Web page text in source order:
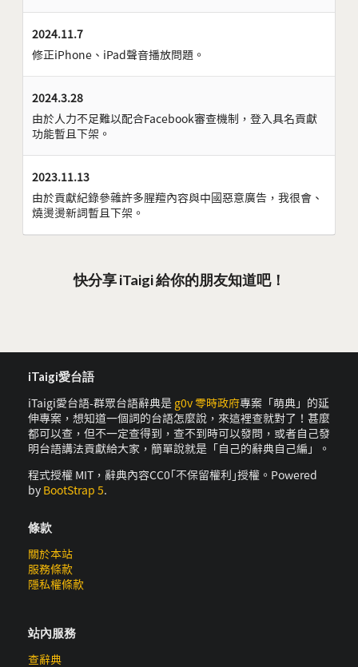
2024.11.7
修正iPhone、iPad聲音播放問題。
2024.3.28
由於人力不足難以配合Facebook審查機制，登入具名貢獻
功能暫且下架。
2023.11.13
由於貢獻紀錄參雜許多腥羶內容與中國惡意廣告，我很會、
燒燙燙新詞暫且下架。
快分享 iTaigi 給你的朋友知道吧！
iTaigi愛台語
iTaigi愛台語-群眾台語辭典是 g0v 零時政府專案「萌典」的延
伸專案，想知道一個詞的台語怎麼說，來這裡查就對了！甚麼
都可以查，但不一定查得到，查不到時可以發問，或者自己發
明台語講法貢獻給大家，簡單說就是「自己的辭典自己編」。
程式授權 MIT，辭典內容CC0｢不保留權利｣授權。Powered
by BootStrap 5.
條款
關於本站
服務條款
隱私權條款
站內服務
查辭典